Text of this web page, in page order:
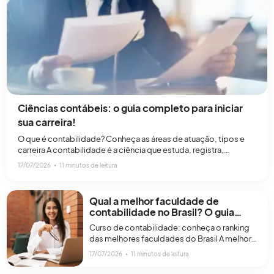
Ciências contábeis: o guia completo para iniciar
sua carreira!
O que é contabilidade? Conheça as áreas de atuação, tipos e
carreira A contabilidade é a ciência que estuda, registra,
organiza e interpreta o patrimônio de pessoas físicas e jurídicas.
recursos e cumprir com as obrigações legais. As[…]
17/07/2026 ∙ 11 minutos de leitura
Qual a melhor faculdade de
contabilidade no Brasil? O guia
completo
Curso de contabilidade: conheça o ranking
das melhores faculdades do Brasil A melhor
faculdade de contabilidade do Brasil é a da
17/07/2026 ∙ 11 minutos de leitura